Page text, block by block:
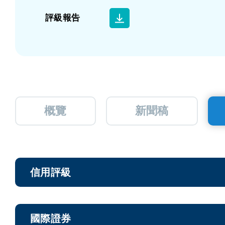
評級報告
概覽 新聞稿